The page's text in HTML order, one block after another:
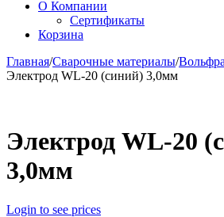
О Компании
Сертификаты
Корзина
Главная/Сварочные материалы/
Электрод WL-20 (синий) 3,0мм
Электрод WL-20
3,0мм
Login to see prices